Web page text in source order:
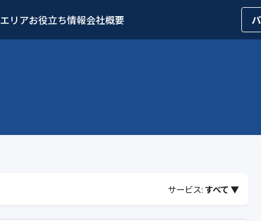
エリアお役立ち情報会社概要
サービス: すべて ▼